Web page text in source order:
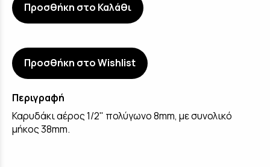
Προσθήκη στο Καλάθι
Προσθήκη στο Wishlist
Περιγραφή
Καρυδάκι αέρος 1/2" πολύγωνο 8mm, με συνολικό
μήκος 38mm.